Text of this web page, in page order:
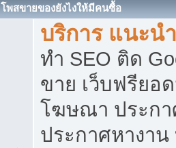
โพสขายของยังไงให้มีคนซื้อ
บริการ แนะน
ทำ SEO ติด
ขาย เว็บฟรียอ
โฆษณา ประกา
ประกาศหางา